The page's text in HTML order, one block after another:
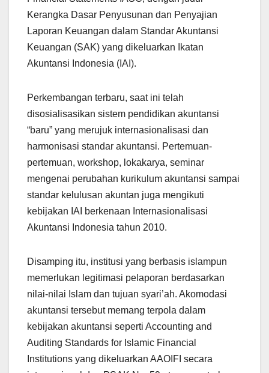
Kerangka Dasar Penyusunan dan Penyajian
Laporan Keuangan dalam Standar Akuntansi
Keuangan (SAK) yang dikeluarkan Ikatan
Akuntansi Indonesia (IAI).
Perkembangan terbaru, saat ini telah
disosialisasikan sistem pendidikan akuntansi
“baru” yang merujuk internasionalisasi dan
harmonisasi standar akuntansi. Pertemuan-
pertemuan, workshop, lokakarya, seminar
mengenai perubahan kurikulum akuntansi sampai
standar kelulusan akuntan juga mengikuti
kebijakan IAI berkenaan Internasionalisasi
Akuntansi Indonesia tahun 2010.
Disamping itu, institusi yang berbasis islampun
memerlukan legitimasi pelaporan berdasarkan
nilai-nilai Islam dan tujuan syari’ah. Akomodasi
akuntansi tersebut memang terpola dalam
kebijakan akuntansi seperti Accounting and
Auditing Standards for Islamic Financial
Institutions yang dikeluarkan AAOIFI secara